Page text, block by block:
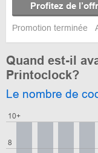
Profitez de
Promotion terminée
Quand est-il
Printoclock?
Le nombre de
8
10+